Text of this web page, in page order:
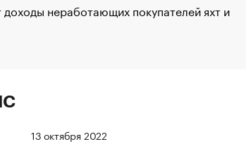
доходы неработающих покупателей яхт и
13 октября 2022